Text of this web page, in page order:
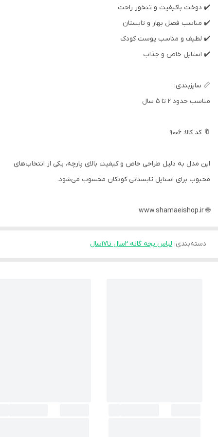
✔️ دوخت باکیفیت و تنخور راحت
✔️ مناسب فصل بهار و تابستان
✔️ لطیف و مناسب پوست کودک
✔️ استایل خاص و جذاب
📏 سایزبندی:
مناسب حدود 2 تا 5 سال
🔖 کد کالا: 9006
این مدل به دلیل طراحی خاص و کیفیت بالای پارچه، یکی از انتخاب‌های
محبوب برای استایل تابستانی کودکان محسوب می‌شود.
🌐 www.shamaeishop.ir
دسته‌بندی: لباس بچه گانه 2سال تا۱۷سال